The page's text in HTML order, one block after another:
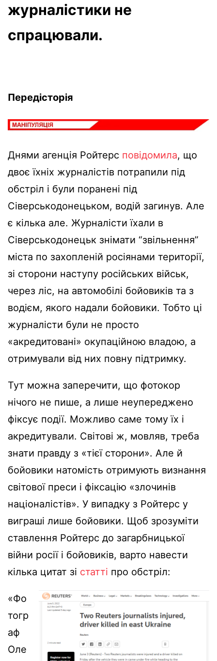
журналістики не
спрацювали.
Передісторія
Днями агенція Ройтерс повідомила, що
двоє їхніх журналістів потрапили під
обстріл і були поранені під
Сіверськодонецьком, водій загинув. Але
є кілька але. Журналісти їхали в
Сіверськодонецьк знімати “звільнення”
міста по захопленій росіянами території,
зі сторони наступу російських військ,
через ліс, на автомобілі бойовиків та з
водієм, якого надали бойовики. Тобто ці
журналісти були не просто
«акредитовані» окупаційною владою, а
отримували від них повну підтримку.
Тут можна заперечити, що фотокор
нічого не пише, а лише неупереджено
фіксує події. Можливо саме тому їх і
акредитували. Світові ж, мовляв, треба
знати правду з «тієї сторони». Але й
бойовики натомість отримують визнання
світової преси і фіксацію «злочинів
націоналістів». У випадку з Ройтерс у
виграші лише бойовики. Щоб зрозуміти
ставлення Ройтерс до загарбницької
війни росії і бойовиків, варто навести
кілька цитат зі статті про обстріл:
«Фо
тогр
аф
Оле